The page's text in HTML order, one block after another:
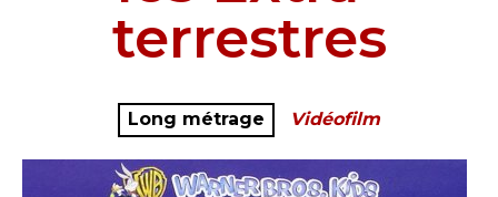
terrestres
Long métrage Vidéofilm